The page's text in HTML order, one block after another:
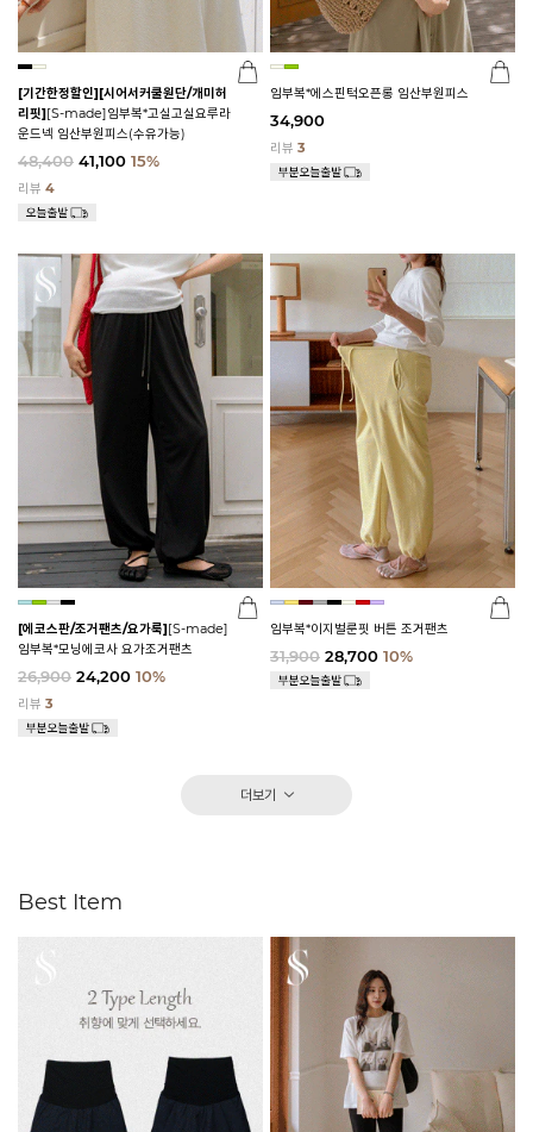
[기간한정할인][시어서커쿨원단/개미허
리핏][S-made]임부복*고실고실요루라
운드넥 임산부원피스(수유가능)
48,400 41,100 15%
리뷰 4
임부복*에스핀턱오픈롱 임산부원피스
34,900
리뷰 3
[에코스판/조거팬츠/요가룩][S-made]
임부복*모닝에코사 요가조거팬츠
26,900 24,200 10%
리뷰 3
임부복*이지벌룬핏 버튼 조거팬츠
31,900 28,700 10%
더보기
Best Item